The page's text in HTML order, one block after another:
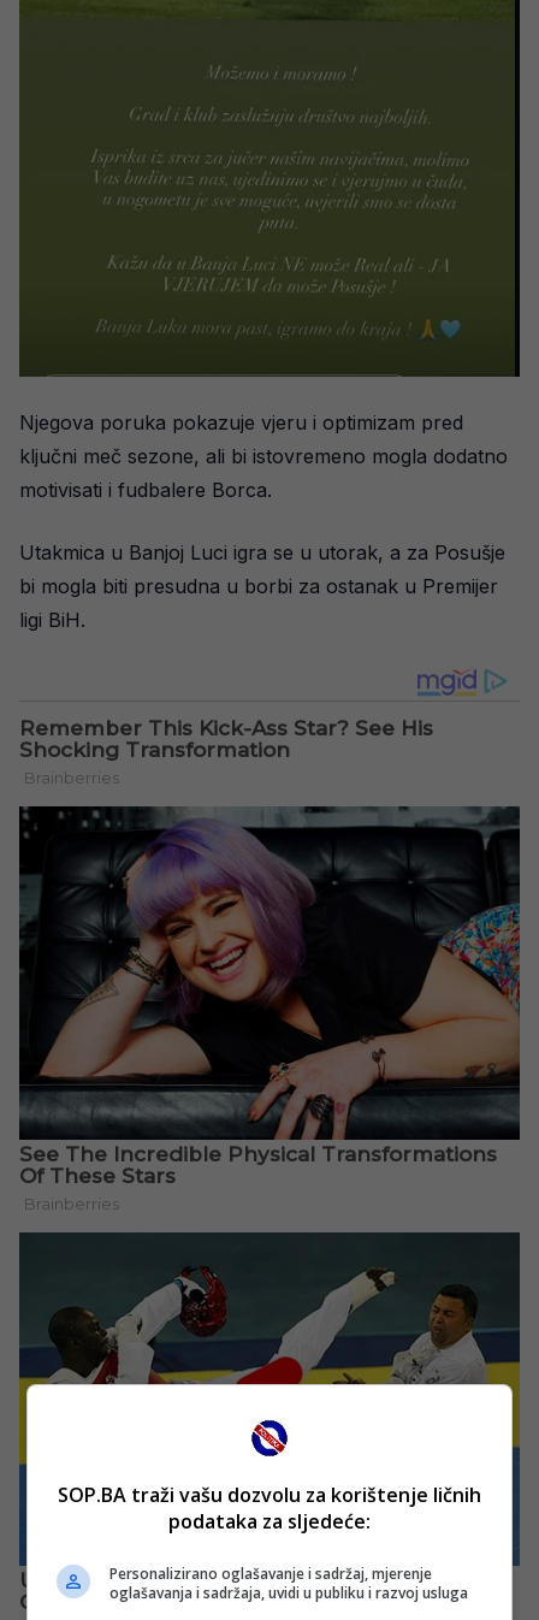
Njegova poruka pokazuje vjeru i optimizam pred
ključni meč sezone, ali bi istovremeno mogla dodatno
motivisati i fudbalere Borca.
Utakmica u Banjoj Luci igra se u utorak, a za Posušje
bi mogla biti presudna u borbi za ostanak u Premijer
ligi BiH.
SOP.BA traži vašu dozvolu za korištenje ličnih
podataka za sljedeće:
Personalizirano oglašavanje i sadržaj, mjerenje
oglašavanja i sadržaja, uvidi u publiku i razvoj usluga